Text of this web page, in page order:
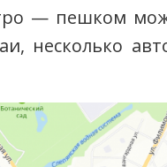
— пешком
несколько